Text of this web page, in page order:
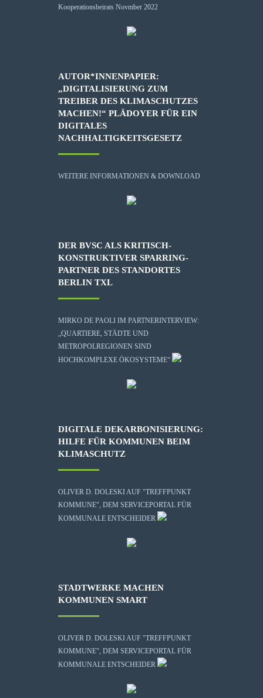
AUTOR*INNENPAPIER:
„DIGITALISIERUNG ZUM
TREIBER DES KLIMASCHUTZES
MACHEN!“ PLÄDOYER FÜR EIN
DIGITALES
NACHHALTIGKEITSGESETZ
WEITERE INFORMATIONEN & DOWNLOAD
DER BVSC ALS KRITISCH-
KONSTRUKTIVER SPARRING-
PARTNER DES STANDORTES
BERLIN TXL
MIRKO DE PAOLI IM PARTNERINTERVIEW:
„QUARTIERE, STÄDTE UND
METROPOLREGIONEN SIND
HOCHKOMPLEXE ÖKOSYSTEME“
DIGITALE DEKARBONISIERUNG:
HILFE FÜR KOMMUNEN BEIM
KLIMASCHUTZ
OLIVER D. DOLESKI AUF "TREFFPUNKT
KOMMUNE", DEM SERVICEPORTAL FÜR
KOMMUNALE ENTSCHEIDER
STADTWERKE MACHEN
KOMMUNEN SMART
OLIVER D. DOLESKI AUF "TREFFPUNKT
KOMMUNE", DEM SERVICEPORTAL FÜR
KOMMUNALE ENTSCHEIDER